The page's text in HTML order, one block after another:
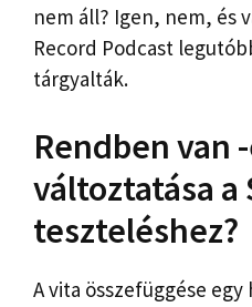
nem áll? Igen, nem, és
Record Podcast
tárgyalták.
Rendben van
változtatása a
teszteléshez?
A vita összefüggése